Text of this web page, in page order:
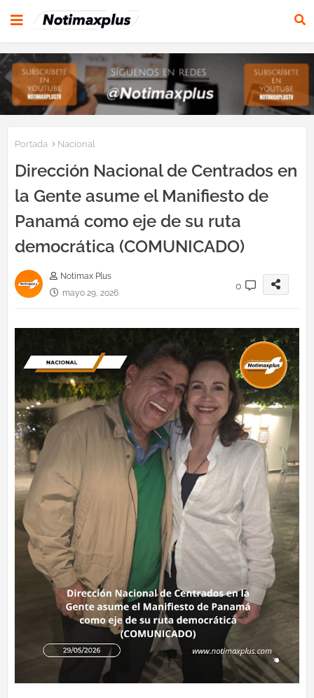
Portada Nacional
Dirección Nacional de Centrados en
la Gente asume el Manifiesto de
Panamá como eje de su ruta
democrática (COMUNICADO)
Notimax Plus
mayo 29, 2026
0